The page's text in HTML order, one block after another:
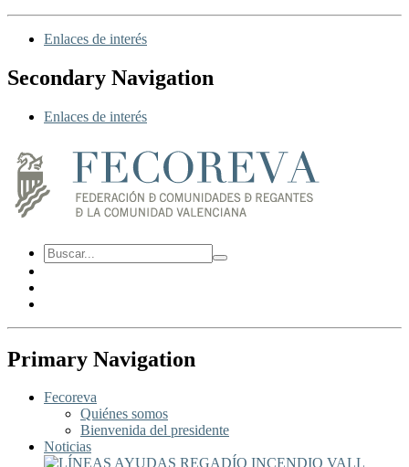
Enlaces de interés
Secondary Navigation
Enlaces de interés
Primary Navigation
Fecoreva
Quiénes somos
Bienvenida del presidente
Noticias